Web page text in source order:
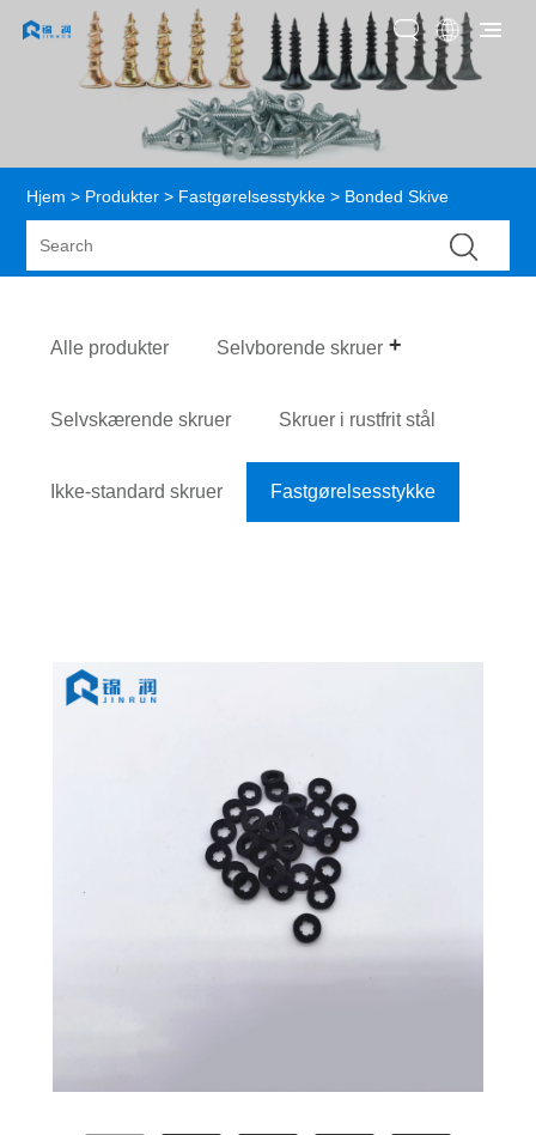
Hjem > Produkter > Fastgørelsesstykke > Bonded Skive
Alle produkter Selvborende skruer
Selvskærende skruer Skruer i rustfrit stål
Ikke-standard skruer Fastgørelsesstykke